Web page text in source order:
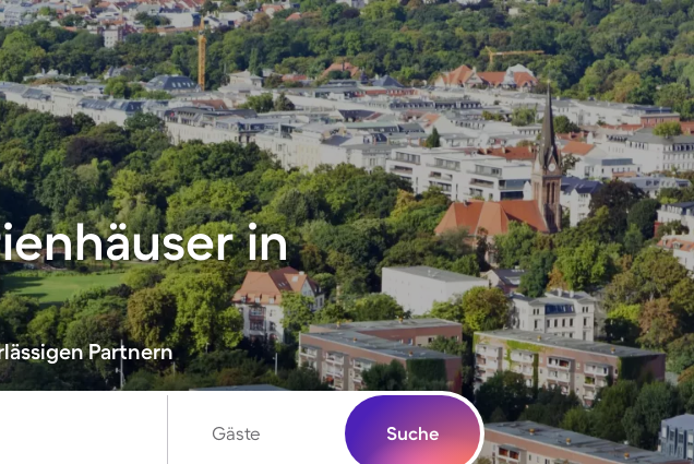
in
Partnern
Gäste Suche